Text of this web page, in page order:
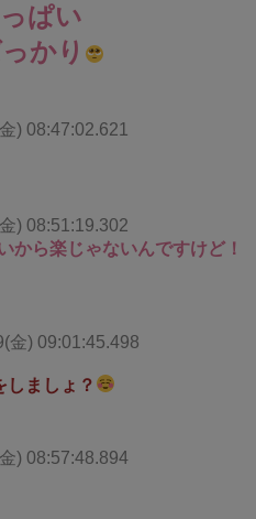
ぱい
かり
) 08:47:02.621
) 08:51:19.302
から楽じゃないんですけど！
金) 09:01:45.498
しましょ？
) 08:57:48.894